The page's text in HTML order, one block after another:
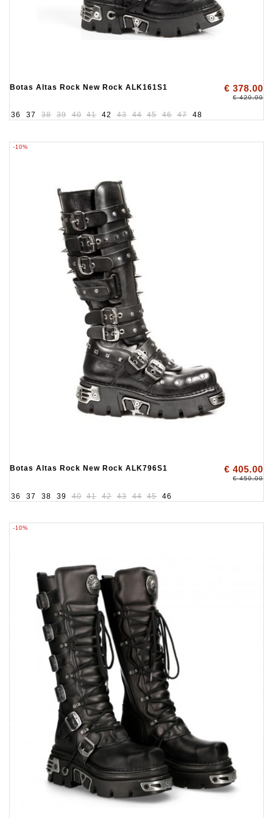
Botas Altas Rock New Rock ALK161S1 € 378.00
€ 420.00
36 37 38 39 40 41 42 43 44 45 46 47 48
-10%
Botas Altas Rock New Rock ALK796S1 € 405.00
€ 450.00
36 37 38 39 40 41 42 43 44 45 46
-10%